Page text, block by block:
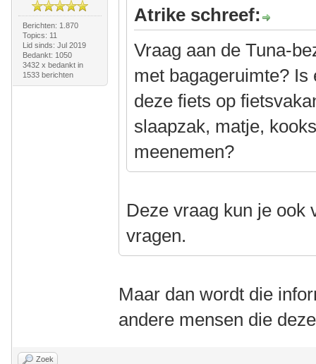
Berichten: 1.870
Topics: 11
Lid sinds: Jul 2019
Bedankt: 1050
3432 x bedankt in
1533 berichten
Atrike schreef:
Vraag aan de Tuna-
met bagageruimte?
deze fiets op
slaapzak, matje,
meenemen?
Deze vraag kun je ook
vragen.
Maar dan wordt die
andere mensen die
Zoek